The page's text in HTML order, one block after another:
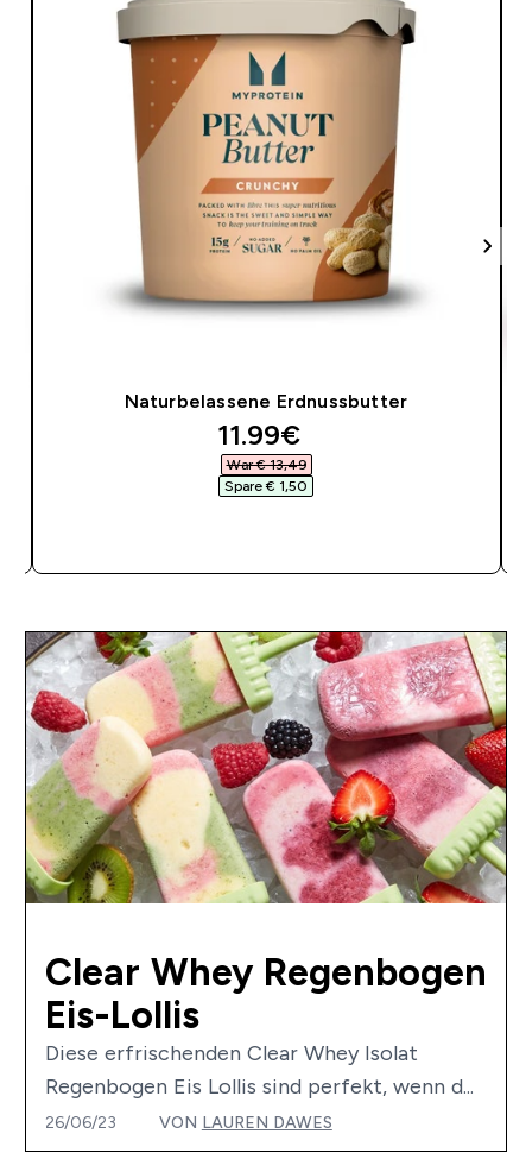
Naturbelassene Erdnussbutter
discounted price
11.99€‎
War € 13,49‎
Spare € 1,50‎
Clear Whey Regenbogen
Eis-Lollis
Diese erfrischenden Clear Whey Isolat
Regenbogen Eis Lollis sind perfekt, wenn d...
26/06/23 VON LAUREN DAWES